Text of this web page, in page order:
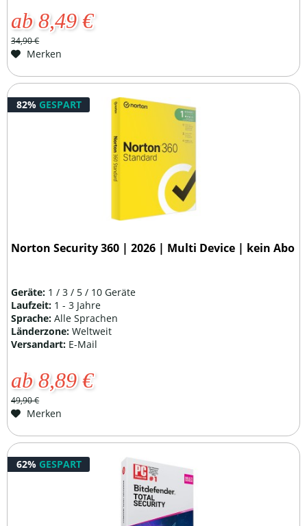
ab 8,49 €
34,90 €
Merken
82% GESPART
Norton Security 360 | 2026 | Multi Device | kein Abo
Geräte: 1 / 3 / 5 / 10 Geräte
Laufzeit: 1 - 3 Jahre
Sprache:Alle Sprachen
Länderzone:Weltweit
Versandart: E-Mail
ab 8,89 €
49,90 €
Merken
62% GESPART